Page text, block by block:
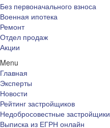
Без первоначального взноса
Военная ипотека
Ремонт
Отдел продаж
Акции
Menu
Главная
Эксперты
Новости
Рейтинг застройщиков
Недобросовестные застройщики
Выписка из ЕГРН онлайн